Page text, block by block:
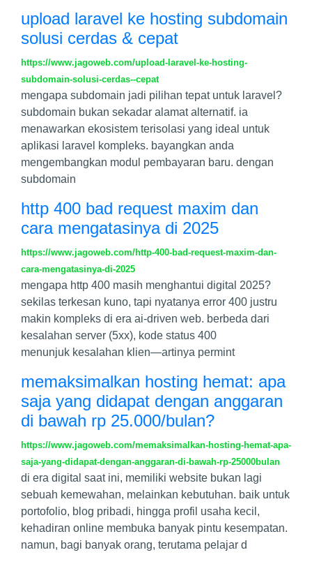
upload laravel ke hosting subdomain
solusi cerdas & cepat
https://www.jagoweb.com/upload-laravel-ke-hosting-
subdomain-solusi-cerdas--cepat
mengapa subdomain jadi pilihan tepat untuk laravel?
subdomain bukan sekadar alamat alternatif. ia
menawarkan ekosistem terisolasi yang ideal untuk
aplikasi laravel kompleks. bayangkan anda
mengembangkan modul pembayaran baru. dengan
subdomain
http 400 bad request maxim dan
cara mengatasinya di 2025
https://www.jagoweb.com/http-400-bad-request-maxim-dan-
cara-mengatasinya-di-2025
mengapa http 400 masih menghantui digital 2025?
sekilas terkesan kuno, tapi nyatanya error 400 justru
makin kompleks di era ai-driven web. berbeda dari
kesalahan server (5xx), kode status 400
menunjuk kesalahan klien—artinya permint
memaksimalkan hosting hemat: apa
saja yang didapat dengan anggaran
di bawah rp 25.000/bulan?
https://www.jagoweb.com/memaksimalkan-hosting-hemat-apa-
saja-yang-didapat-dengan-anggaran-di-bawah-rp-25000bulan
di era digital saat ini, memiliki website bukan lagi
sebuah kemewahan, melainkan kebutuhan. baik untuk
portofolio, blog pribadi, hingga profil usaha kecil,
kehadiran online membuka banyak pintu kesempatan.
namun, bagi banyak orang, terutama pelajar d